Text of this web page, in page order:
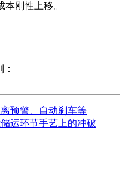
刚性上移。
预警、自动刹车等
运环节手艺上的冲破